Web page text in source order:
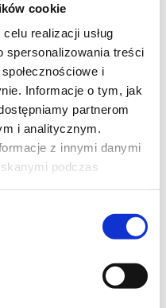
cookie
realizacji usług
spersonalizowania treści
i
Informacje o tym, jak
partnerom
i analitycznym.
z innymi danymi
podczas
2 (napisy
Emily Blunt i Stanley
Nowego Jorku i do
filmie „Diabeł ubiera się u